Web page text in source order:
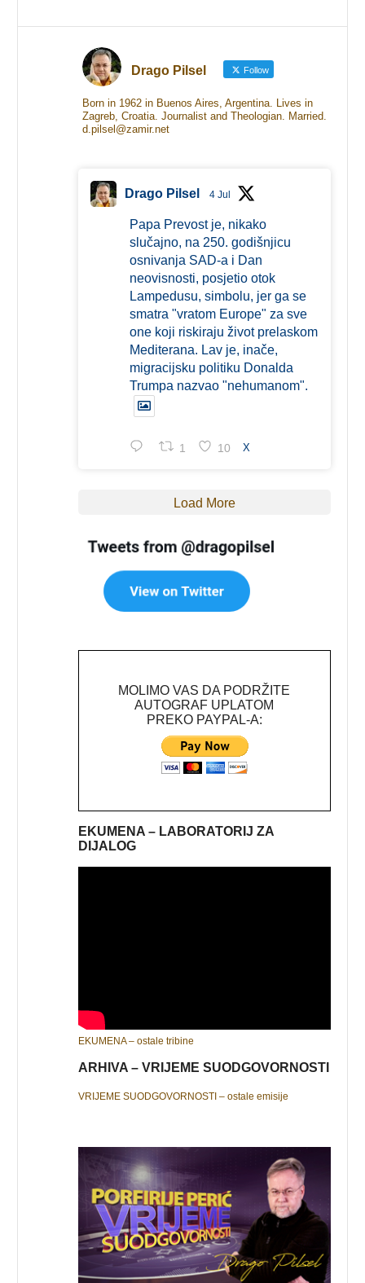
Drago Pilsel Follow
Born in 1962 in Buenos Aires, Argentina. Lives in
Zagreb, Croatia. Journalist and Theologian. Married.
d.pilsel@zamir.net
Drago Pilsel 4 Jul
Papa Prevost je, nikako
slučajno, na 250. godišnjicu
osnivanja SAD-a i Dan
neovisnosti, posjetio otok
Lampedusu, simbolu, jer ga se
smatra "vratom Europe" za sve
one koji riskiraju život prelaskom
Mediterana. Lav je, inače,
migracijsku politiku Donalda
Trumpa nazvao "nehumanom".
1 10 X
Load More
MOLIMO VAS DA PODRŽITE
AUTOGRAF UPLATOM
PREKO PAYPAL-A:
EKUMENA – LABORATORIJ ZA
DIJALOG
EKUMENA – ostale tribine
ARHIVA – VRIJEME SUODGOVORNOSTI
VRIJEME SUODGOVORNOSTI – ostale emisije